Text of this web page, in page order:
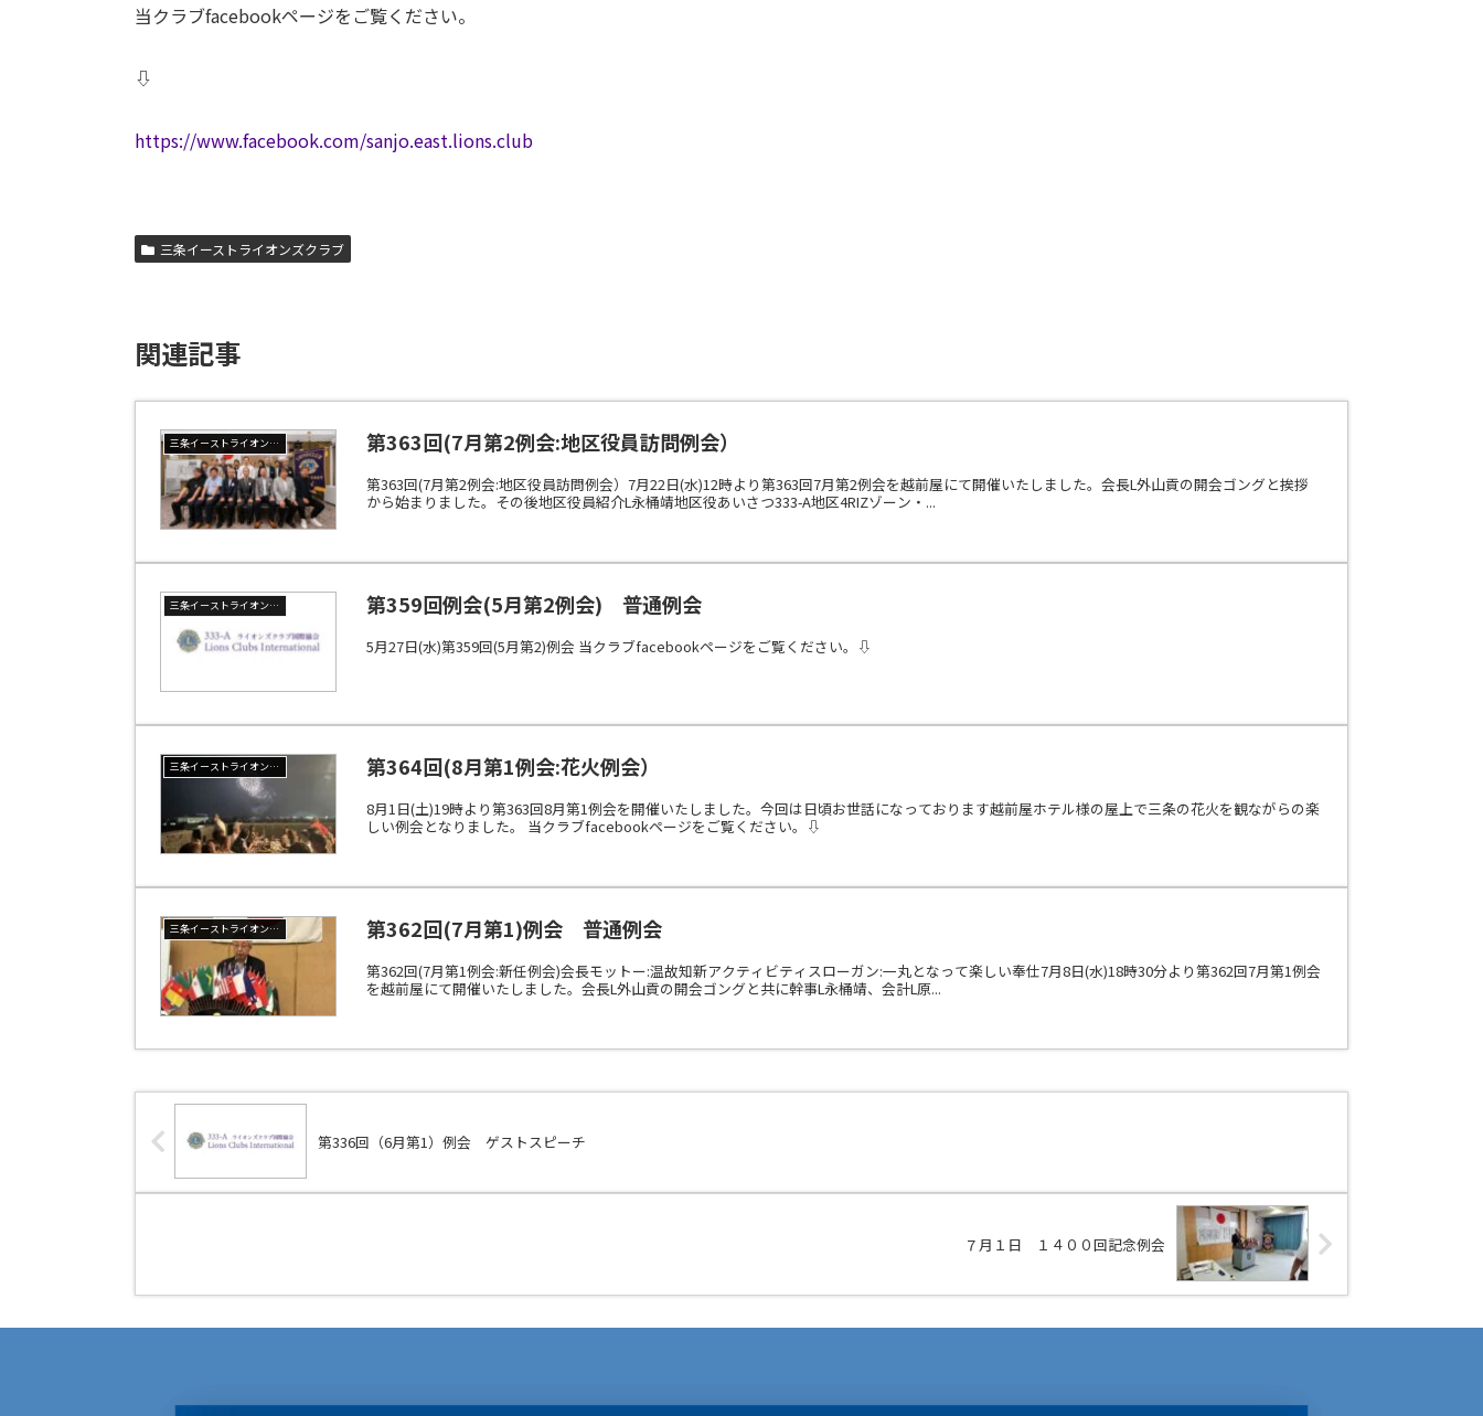
当クラブfacebookページをご覧ください。
⇩
https://www.facebook.com/sanjo.east.lions.club
三条イーストライオンズクラブ
関連記事
三条イーストライオンズクラブ 第363回(7月第2例会:地区役員訪問例会）
第363回(7月第2例会:地区役員訪問例会）7月22日(水)12時より第363回7月第2例会を越前屋にて開催いたしました。会長L外山貢の開会ゴングと挨拶
から始まりました。その後地区役員紹介L永桶靖地区役あいさつ333-A地区4RIZゾーン・...
三条イーストライオンズクラブ 第359回例会(5月第2例会) 普通例会
5月27日(水)第359回(5月第2)例会 当クラブfacebookページをご覧ください。⇩
三条イーストライオンズクラブ 第364回(8月第1例会:花火例会）
8月1日(土)19時より第363回8月第1例会を開催いたしました。今回は日頃お世話になっております越前屋ホテル様の屋上で三条の花火を観ながらの楽
しい例会となりました。 当クラブfacebookページをご覧ください。⇩
三条イーストライオンズクラブ 第362回(7月第1)例会 普通例会
第362回(7月第1例会:新任例会)会長モットー:温故知新アクティビティスローガン:一丸となって楽しい奉仕7月8日(水)18時30分より第362回7月第1例会
を越前屋にて開催いたしました。会長L外山貢の開会ゴングと共に幹事L永桶靖、会計L原...
第336回（6月第1）例会 ゲストスピーチ
７月１日 １４００回記念例会